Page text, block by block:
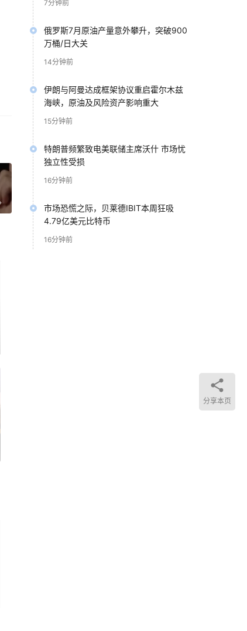
7分钟前
俄罗斯7月原油产量意外攀升，突破900
万桶/日大关
14分钟前
伊朗与阿曼达成框架协议重启霍尔木兹
海峡，原油及风险资产影响重大
15分钟前
特朗普频繁致电美联储主席沃什 市场忧
独立性受损
16分钟前
市场恐慌之际，贝莱德IBIT本周狂吸
4.79亿美元比特币
16分钟前
分享本页